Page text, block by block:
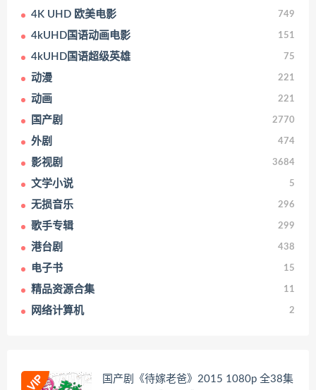
4K UHD 欧美电影 749
4kUHD国语动画电影 151
4kUHD国语超级英雄 75
动漫 221
动画 221
国产剧 2770
外剧 474
影视剧 3684
文学小说 5
无损音乐 296
歌手专辑 299
港台剧 438
电子书 15
精品资源合集 11
网络计算机 2
国产剧《待嫁老爸》2015 1080p 全38集